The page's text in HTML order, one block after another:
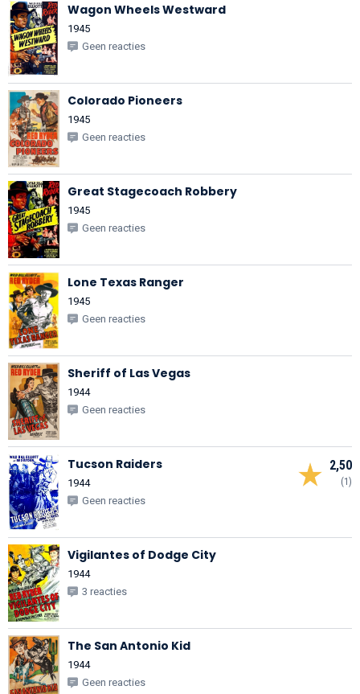
Wagon Wheels Westward
1945
Geen reacties
Colorado Pioneers
1945
Geen reacties
Great Stagecoach Robbery
1945
Geen reacties
Lone Texas Ranger
1945
Geen reacties
Sheriff of Las Vegas
1944
Geen reacties
2,50
(1)
Tucson Raiders
1944
Geen reacties
Vigilantes of Dodge City
1944
3 reacties
The San Antonio Kid
1944
Geen reacties